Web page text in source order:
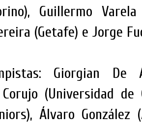
Guillermo
(Getafe) e Jorge
Giorgian De
(Universidad de
Álvaro González